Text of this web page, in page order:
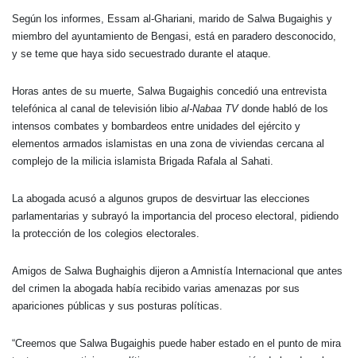
Según los informes, Essam al-Ghariani, marido de Salwa Bugaighis y
miembro del ayuntamiento de Bengasi, está en paradero desconocido,
y se teme que haya sido secuestrado durante el ataque.
Horas antes de su muerte, Salwa Bugaighis concedió una entrevista
telefónica al canal de televisión libio al-Nabaa TVdonde habló de los
intensos combates y bombardeos entre unidades del ejército y
elementos armados islamistas en una zona de viviendas cercana al
complejo de la milicia islamista Brigada Rafala al Sahati.
La abogada acusó a algunos grupos de desvirtuar las elecciones
parlamentarias y subrayó la importancia del proceso electoral, pidiendo
la protección de los colegios electorales.
Amigos de Salwa Bughaighis dijeron a Amnistía Internacional que antes
del crimen la abogada había recibido varias amenazas por sus
apariciones públicas y sus posturas políticas.
“Creemos que Salwa Bugaighis puede haber estado en el punto de mira